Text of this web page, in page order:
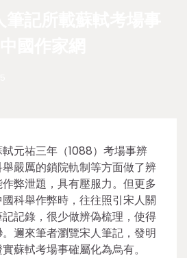
元祐三年（1088）考場事辨
嚴厲的鎖院軌制等方面做了辨
弊泄題，具有壓服力。但更多
科舉作弊時，往往照引宋人關
記錄，很少做辨偽梳理，使得
邇來筆者瀏覽宋人筆記，發明
蘇軾考場事確屬化為烏有。